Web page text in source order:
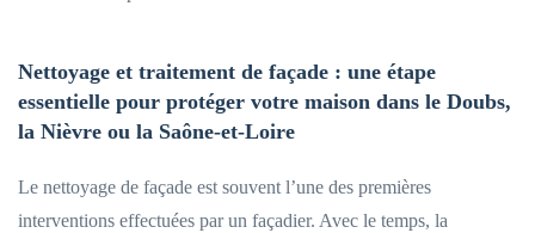
Nettoyage et traitement de façade : une étape
essentielle pour protéger votre maison dans le Doubs,
la Nièvre ou la Saône-et-Loire
Le nettoyage de façade est souvent l’une des premières
interventions effectuées par un façadier. Avec le temps, la